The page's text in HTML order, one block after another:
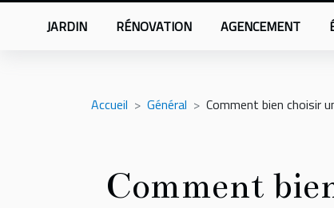
JARDIN RÉNOVATION AGENCEMENT
Accueil Général Comment bien choisir
Comment